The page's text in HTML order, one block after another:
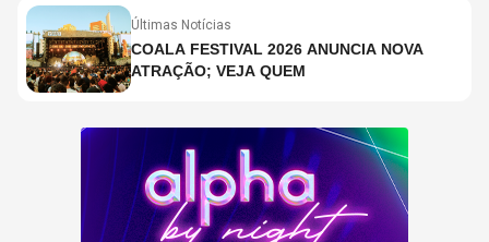
Últimas Notícias
COALA FESTIVAL 2026 ANUNCIA NOVA
ATRAÇÃO; VEJA QUEM